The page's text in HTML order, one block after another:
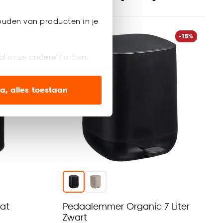
van producten in je
onze andere klanten.
om alleen de
wel of niet te
alles toestaan
-15%
Pedaalemmer Organic 7 Liter
Zwart